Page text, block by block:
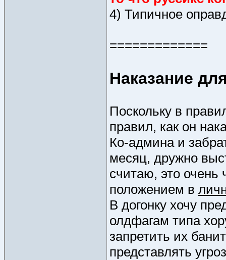
4) Типичное
=============
Наказание
Поскольку в
правил, как он
Ко-админа и
месяц, дружно
считаю, это очень
положением в
В догонку хочу
олдфагам типа
запретить их
представлять